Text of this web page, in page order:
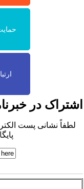
حمایت
در
لطفاً نشانی پست